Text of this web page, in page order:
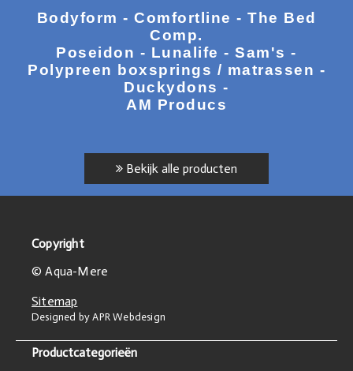
Bodyform - Comfortline - The Bed
Comp.
Poseidon - Lunalife - Sam's -
Polypreen boxsprings / matrassen -
Duckydons -
AM Producs
Bekijk alle producten
Copyright
© Aqua-Mere
Sitemap
Designed by APR Webdesign
Productcategorieën